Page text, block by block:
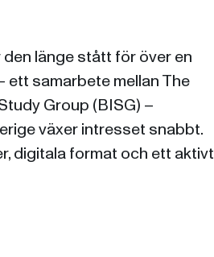
länge stått för över en
samarbete mellan The
Group (BISG) –
växer intresset snabbt.
digitala format och ett aktivt